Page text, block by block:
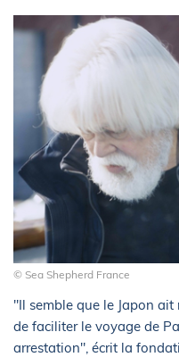
© Sea Shepherd France
"Il semble que le Japon
de faciliter le voyage de
arrestation", écrit la